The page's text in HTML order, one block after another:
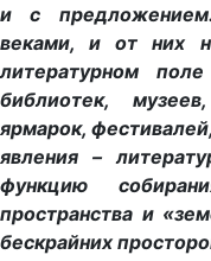
и с
веками, и от них
литературном
библиотек,
ярмарок,
явления –
функцию
пространства и
бескрайних